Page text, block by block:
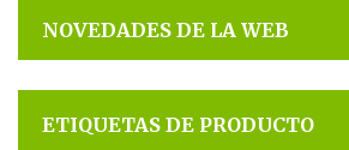
NOVEDADES DE LA WEB
ETIQUETAS DE PRODUCTO